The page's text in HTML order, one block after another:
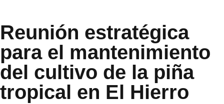
Reunión estratégica
para el mantenimiento
del cultivo de la piña
tropical en El Hierro